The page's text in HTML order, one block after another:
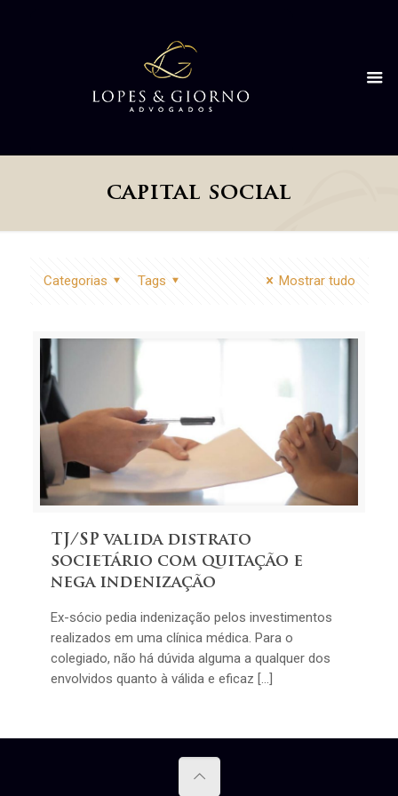
capital social
Categorias Tags Mostrar tudo
TJ/SP valida distrato
societário com quitação e
nega indenização
Ex-sócio pedia indenização pelos investimentos
realizados em uma clínica médica. Para o
colegiado, não há dúvida alguma a qualquer dos
envolvidos quanto à válida e eficaz […]